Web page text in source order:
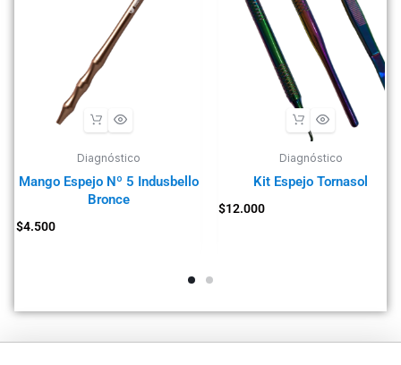
Diagnóstico
Mango Espejo Nº 5 Indusbello
Bronce
$4.500
Diagnóstico
Kit Espejo Tornasol
$12.000